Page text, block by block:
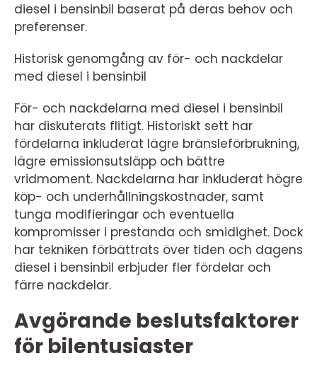
diesel i bensinbil baserat på deras behov och
preferenser.
Historisk genomgång av för- och nackdelar
med diesel i bensinbil
För- och nackdelarna med diesel i bensinbil
har diskuterats flitigt. Historiskt sett har
fördelarna inkluderat lägre bränsleförbrukning,
lägre emissionsutsläpp och bättre
vridmoment. Nackdelarna har inkluderat högre
köp- och underhållningskostnader, samt
tunga modifieringar och eventuella
kompromisser i prestanda och smidighet. Dock
har tekniken förbättrats över tiden och dagens
diesel i bensinbil erbjuder fler fördelar och
färre nackdelar.
Avgörande beslutsfaktorer
för bilentusiaster